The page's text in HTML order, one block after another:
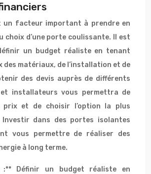
un facteur important à prendre en
choix d’une porte coulissante. Il est
un budget réaliste en tenant
des matériaux, de l’installation et de
des devis auprès de différents
installateurs vous permettra de
prix et de choisir l’option la plus
Investir dans des portes isolantes
vous permettre de réaliser des
à long terme.
:** Définir un budget réaliste en